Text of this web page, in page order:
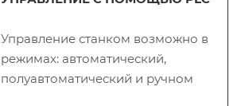
Управление станком возможно в
режимах: автоматический,
полуавтоматический и ручном